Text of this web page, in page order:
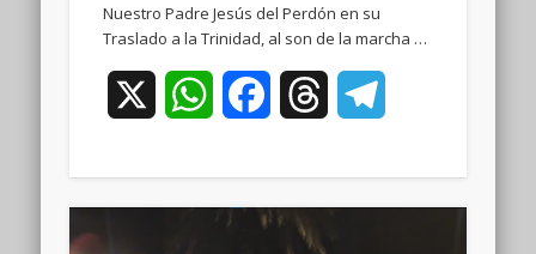
Nuestro Padre Jesús del Perdón en su
Traslado a la Trinidad, al son de la marcha …
WhatsAppFacebookThreads